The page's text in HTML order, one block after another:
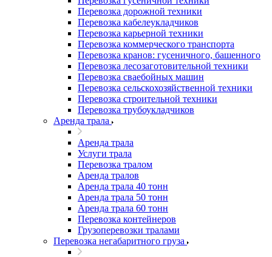
Перевозка дорожной техники
Перевозка кабелеукладчиков
Перевозка карьерной техники
Перевозка коммерческого транспорта
Перевозка кранов: гусеничного, башенного
Перевозка лесозаготовительной техники
Перевозка сваебойных машин
Перевозка сельскохозяйственной техники
Перевозка строительной техники
Перевозка трубоукладчиков
Аренда трала
Аренда трала
Услуги трала
Перевозка тралом
Аренда тралов
Аренда трала 40 тонн
Аренда трала 50 тонн
Аренда трала 60 тонн
Перевозка контейнеров
Грузоперевозки тралами
Перевозка негабаритного груза